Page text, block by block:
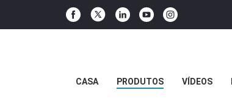
CASA PRODUTOS VÍDEOS